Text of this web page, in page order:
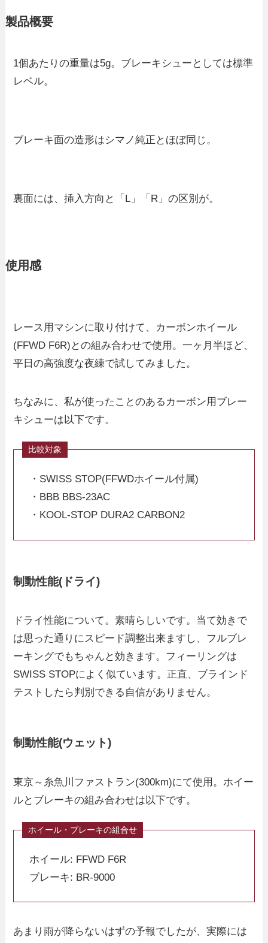
製品概要
1個あたりの重量は5g。ブレーキシューとしては標準
レベル。
ブレーキ面の造形はシマノ純正とほぼ同じ。
裏面には、挿入方向と「L」「R」の区別が。
使用感
レース用マシンに取り付けて、カーボンホイール
(FFWD F6R)との組み合わせで使用。一ヶ月半ほど、
平日の高強度な夜練で試してみました。
ちなみに、私が使ったことのあるカーボン用ブレー
キシューは以下です。
・SWISS STOP(FFWDホイール付属)
・BBB BBS-23AC
・KOOL-STOP DURA2 CARBON2
制動性能(ドライ)
ドライ性能について。素晴らしいです。当て効きで
は思った通りにスピード調整出来ますし、フルブレ
ーキングでもちゃんと効きます。フィーリングは
SWISS STOPによく似ています。正直、ブラインド
テストしたら判別できる自信がありません。
制動性能(ウェット)
東京～糸魚川ファストラン(300km)にて使用。ホイー
ルとブレーキの組み合わせは以下です。
ホイール: FFWD F6R
ブレーキ: BR-9000
あまり雨が降らないはずの予報でしたが、実際には